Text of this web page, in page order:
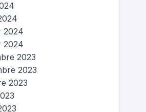
2024
2024
2023
2023
2023